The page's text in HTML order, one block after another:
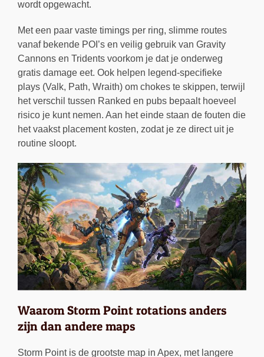
wordt opgewacht.
Met een paar vaste timings per ring, slimme routes
vanaf bekende POI’s en veilig gebruik van Gravity
Cannons en Tridents voorkom je dat je onderweg
gratis damage eet. Ook helpen legend-specifieke
plays (Valk, Path, Wraith) om chokes te skippen, terwijl
het verschil tussen Ranked en pubs bepaalt hoeveel
risico je kunt nemen. Aan het einde staan de fouten die
het vaakst placement kosten, zodat je ze direct uit je
routine sloopt.
Waarom Storm Point rotations anders
zijn dan andere maps
Storm Point is de grootste map in Apex, met langere